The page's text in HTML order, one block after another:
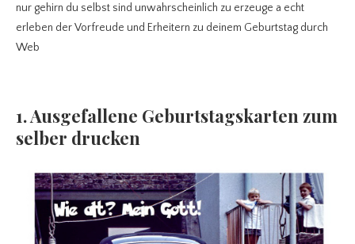
nur gehirn du selbst sind unwahrscheinlich zu erzeuge a echt
erleben der Vorfreude und Erheitern zu deinem Geburtstag durch
Web
1. Ausgefallene Geburtstagskarten zum
selber drucken